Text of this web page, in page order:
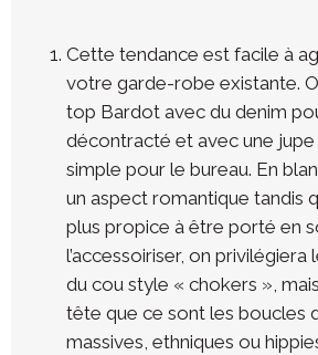
Cette tendance est facile à
votre garde-robe existante.
top Bardot avec du denim
décontracté et avec une
simple pour le bureau. En
un aspect romantique tandis
plus propice à être porté en
l’accessoiriser, on privilégiera
du cou style « chokers »,
tête que ce sont les boucles
massives, ethniques ou